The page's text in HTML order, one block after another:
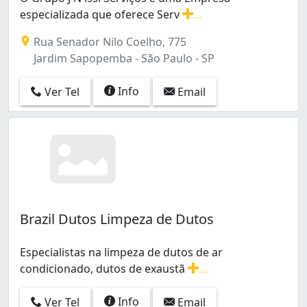
Carandiru (1)
Casa Verde Alta (2)
Casa Verde Média (1)
Centro (19)
Cerqueira César (13)
Chácara Monte Alegre (2)
Chácara Santa Maria (2)
Chácara Santo Antônio (Zona Leste) (1)
Chácara Santo Antônio (Zona Sul) (19)
especializada que oferece Serv
Rua Senador Nilo Coelho, 775
Jardim Sapopemba - São Paulo - SP
Ver Tel Info Email
Brazil Dutos Limpeza de Dutos
Especialistas na limpeza de dutos de ar
condicionado, dutos de exaustã
Ver Tel
Info Email